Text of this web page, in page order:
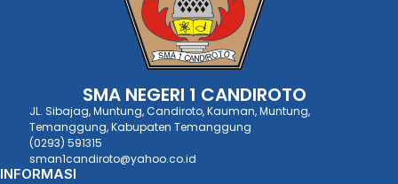
SMA NEGERI 1 CANDIROTO
JL. Sibajag, Muntung, Candiroto, Kauman, Muntung,
Temanggung, Kabupaten Temanggung
(0293) 591315
sman1candiroto@yahoo.co.id
INFORMASI